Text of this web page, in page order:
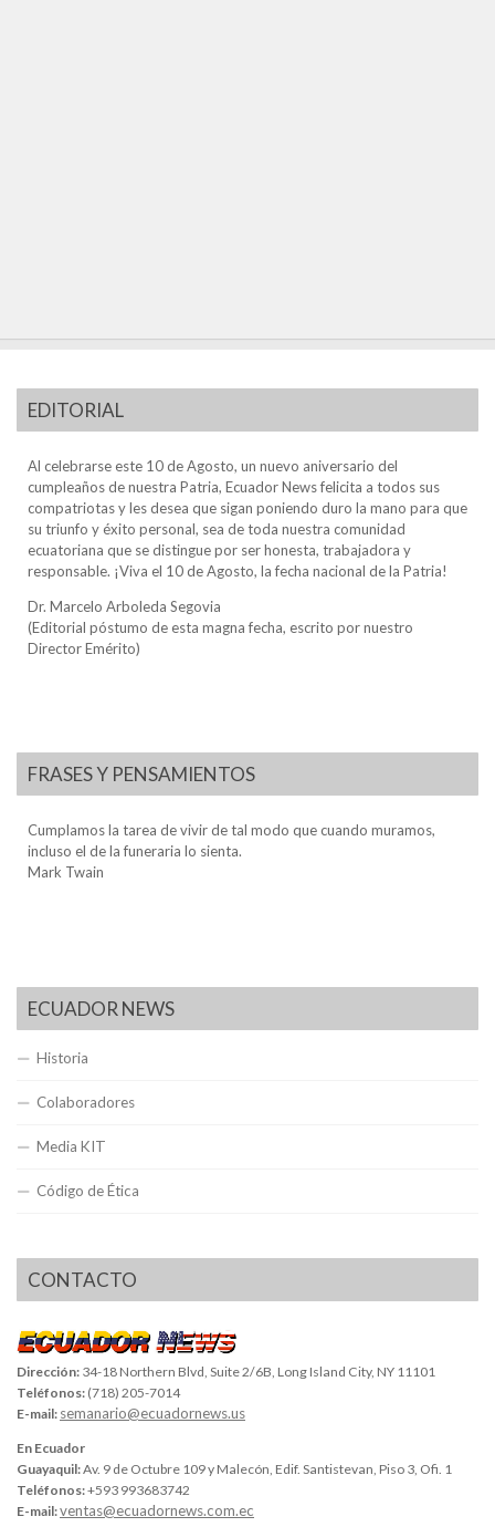
EDITORIAL
Al celebrarse este 10 de Agosto, un nuevo aniversario del
cumpleaños de nuestra Patria, Ecuador News felicita a todos sus
compatriotas y les desea que sigan poniendo duro la mano para que
su triunfo y éxito personal, sea de toda nuestra comunidad
ecuatoriana que se distingue por ser honesta, trabajadora y
responsable. ¡Viva el 10 de Agosto, la fecha nacional de la Patria!
Dr. Marcelo Arboleda Segovia
(Editorial póstumo de esta magna fecha, escrito por nuestro
Director Emérito)
FRASES Y PENSAMIENTOS
Cumplamos la tarea de vivir de tal modo que cuando muramos,
incluso el de la funeraria lo sienta.
Mark Twain
ECUADOR NEWS
Historia
Colaboradores
Media KIT
Código de Ética
CONTACTO
Dirección: 34-18 Northern Blvd, Suite 2/6B, Long Island City, NY 11101
Teléfonos: (718) 205-7014
E-mail: semanario@ecuadornews.us
En Ecuador
Guayaquil:Av. 9 de Octubre 109 y Malecón, Edif. Santistevan, Piso 3, Ofi. 1
Teléfonos:+593 993683742
E-mail:ventas@ecuadornews.com.ec